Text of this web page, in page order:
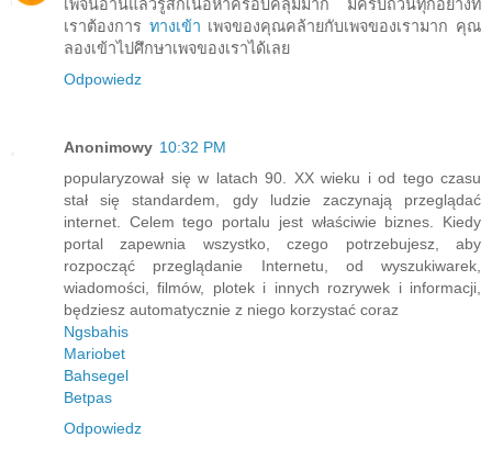
เพจนี้อ่านแล้วรู้สึกเนื้อหาครอบคลุมมาก มีครบถ้วนทุกอย่างที่
เราต้องการ ทางเข้า เพจของคุณคล้ายกับเพจของเรามาก คุณ
ลองเข้าไปศึกษาเพจของเราได้เลย
Odpowiedz
Anonimowy 10:32 PM
popularyzował się w latach 90. XX wieku i od tego czasu
stał się standardem, gdy ludzie zaczynają przeglądać
internet. Celem tego portalu jest właściwie biznes. Kiedy
portal zapewnia wszystko, czego potrzebujesz, aby
rozpocząć przeglądanie Internetu, od wyszukiwarek,
wiadomości, filmów, plotek i innych rozrywek i informacji,
będziesz automatycznie z niego korzystać coraz
Ngsbahis
Mariobet
Bahsegel
Betpas
Odpowiedz